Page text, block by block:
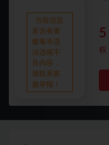
当前信息
若含有黄
赌毒等违
法违规不
良内容，
请联系客
服举报！
5
权